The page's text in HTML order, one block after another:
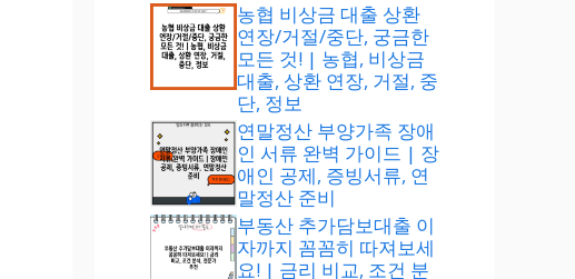
농협 비상금 대출 상환
연장/거절/중단, 궁금한
모든 것! | 농협, 비상금
대출, 상환 연장, 거절, 중
단, 정보
연말정산 부양가족 장애
인 서류 완벽 가이드 | 장
애인 공제, 증빙서류, 연
말정산 준비
부동산 추가담보대출 이
자까지 꼼꼼히 따져보세
요! | 금리 비교, 조건 분